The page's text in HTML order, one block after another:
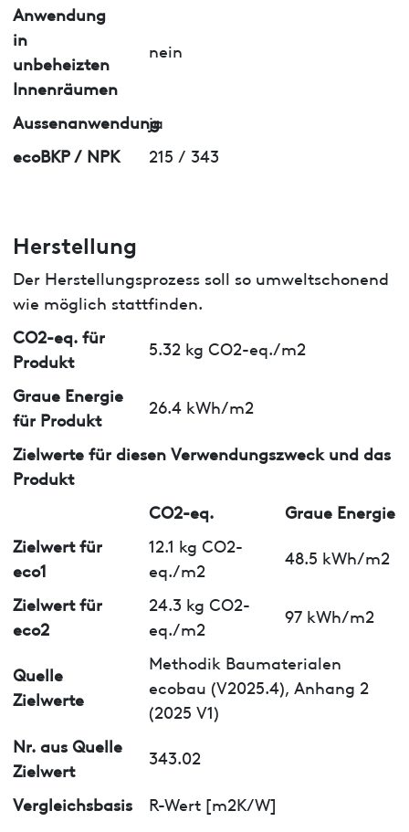
Anwendung
in
unbeheizten
Innenräumen
nein
Aussenanwendung
ja
ecoBKP / NPK
215 / 343
Herstellung
Der Herstellungsprozess soll so umweltschonend
wie möglich stattfinden.
CO2-eq. für
Produkt
5.32 kg CO2-eq./m2
Graue Energie
für Produkt
26.4 kWh/m2
Zielwerte für diesen Verwendungszweck und das
Produkt
CO2-eq.
Graue Energie
Zielwert für
eco1
12.1 kg CO2-
eq./m2
48.5 kWh/m2
Zielwert für
eco2
24.3 kg CO2-
eq./m2
97 kWh/m2
Quelle
Zielwerte
Methodik Baumaterialen
ecobau (V2025.4), Anhang 2
(2025 V1)
Nr. aus Quelle
Zielwert
343.02
Vergleichsbasis
R-Wert [m2K/W]